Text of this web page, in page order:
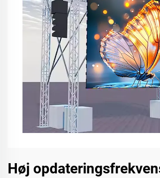
Høj